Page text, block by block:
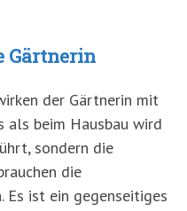
Gärtnerin
der Gärtnerin mit
als beim Hausbau wird
sondern die
die
Es ist ein gegenseitiges